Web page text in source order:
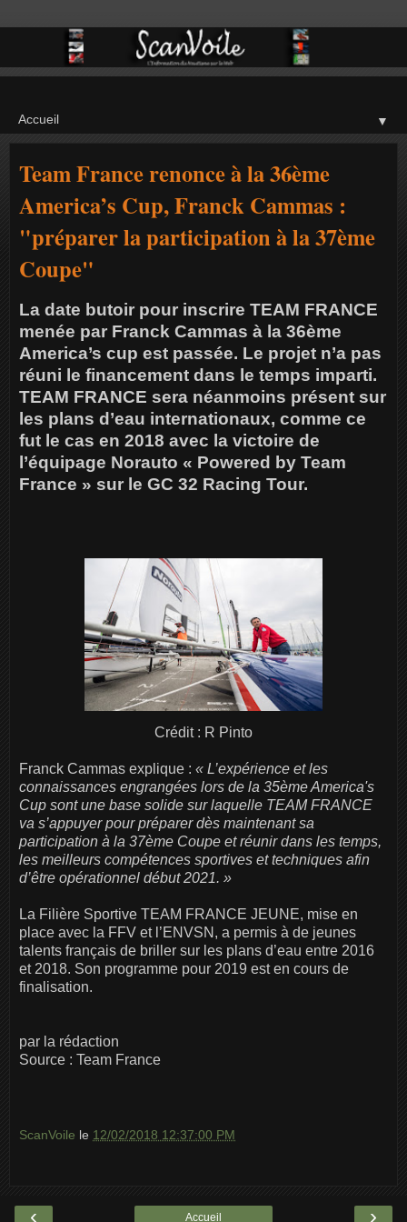
▼
Team France renonce à la 36ème
America’s Cup, Franck Cammas :
"préparer la participation à la 37ème
Coupe"
La date butoir pour inscrire TEAM FRANCE
menée par Franck Cammas à la 36ème
America’s cup est passée. Le projet n’a pas
réuni le financement dans le temps imparti.
TEAM FRANCE sera néanmoins présent sur
les plans d’eau internationaux, comme ce
fut le cas en 2018 avec la victoire de
l’équipage Norauto « Powered by Team
France » sur le GC 32 Racing Tour.
Crédit : R Pinto
Franck Cammas explique : « L’expérience et les
connaissances engrangées lors de la 35ème America's
Cup sont une base solide sur laquelle TEAM FRANCE
va s’appuyer pour préparer dès maintenant sa
participation à la 37ème Coupe et réunir dans les temps,
les meilleurs compétences sportives et techniques afin
d’être opérationnel début 2021. »
La Filière Sportive TEAM FRANCE JEUNE, mise en
place avec la FFV et l’ENVSN, a permis à de jeunes
talents français de briller sur les plans d’eau entre 2016
et 2018. Son programme pour 2019 est en cours de
finalisation.
par la rédaction
Source : Team France
ScanVoile le 12/02/2018 12:37:00 PM
‹ ›
Accueil